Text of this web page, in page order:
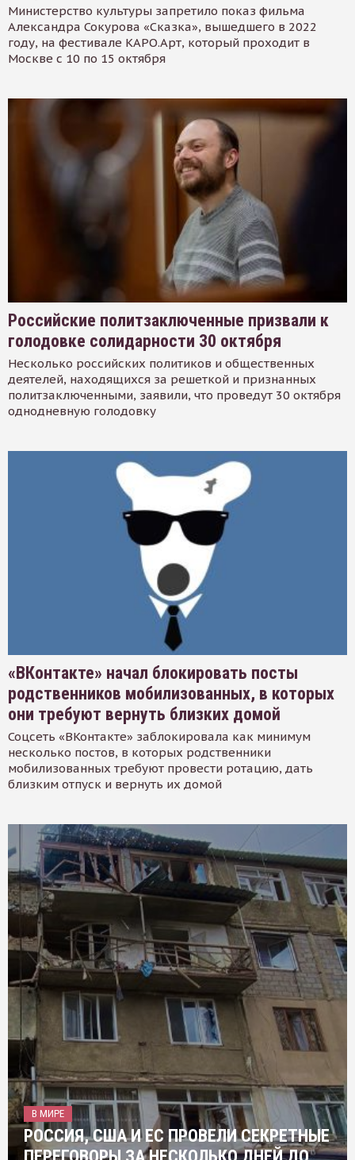
Министерство культуры запретило показ фильма
Александра Сокурова «Сказка», вышедшего в 2022
году, на фестивале КАРО.Арт, который проходит в
Москве с 10 по 15 октября
Российские политзаключенные призвали к
голодовке солидарности 30 октября
Несколько российских политиков и общественных
деятелей, находящихся за решеткой и признанных
политзаключенными, заявили, что проведут 30 октября
однодневную голодовку
«ВКонтакте» начал блокировать посты
родственников мобилизованных, в которых
они требуют вернуть близких домой
Соцсеть «ВКонтакте» заблокировала как минимум
несколько постов, в которых родственники
мобилизованных требуют провести ротацию, дать
близким отпуск и вернуть их домой
В МИРЕ
РОССИЯ, США И ЕС ПРОВЕЛИ СЕКРЕТНЫЕ